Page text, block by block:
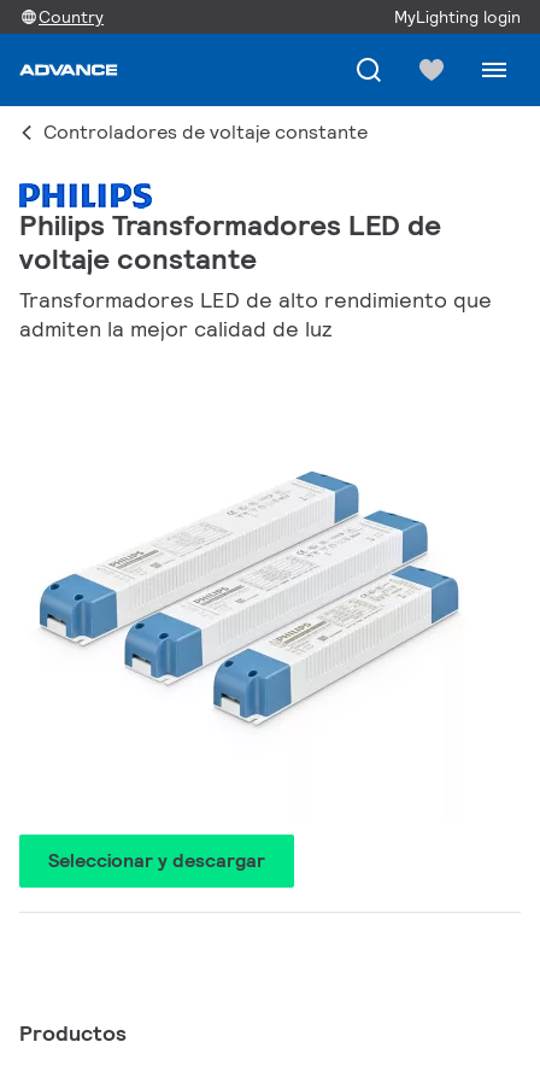
Country MyLighting login
Controladores de voltaje constante
Philips Transformadores LED de
voltaje constante
Transformadores LED de alto rendimiento que
admiten la mejor calidad de luz
Seleccionar y descargar
Productos